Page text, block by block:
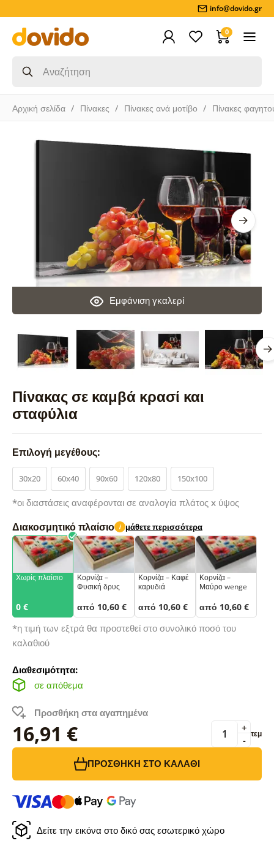
info@dovido.gr
0
Αρχική σελίδα Πίνακες Πίνακες ανά μοτίβο Πίνακες
Πίνακας σε καμβά κρασί και
σταφύλια
Εμφάνιση γκαλερί
Επιλογή μεγέθους:
30x20 60x40 90x60 120x80 150x100
*οι διαστάσεις αναφέρονται σε αναλογία πλάτος x ύψος
Διακοσμητικό πλαίσιο i μάθετε περισσότερα
Χωρίς πλαίσιο
0 €
Κορνίζα –
Φυσική δρυς
από 10,60 €
Κορνίζα – Καφέ
καρυδιά
από 10,60 €
Κορνίζα –
Μαύρο wenge
από 10,60 €
*η τιμή των εξτρά θα προστεθεί στο συνολικό ποσό του
καλαθιού
Διαθεσιμότητα:
σε απόθεμα
Προσθήκη στα αγαπημένα
16,91 € -
+ τεμ
ΠΡΟΣΘΉΚΗ ΣΤΟ ΚΑΛΆΘΙ
Δείτε την εικόνα στο δικό σας εσωτερικό χώρο